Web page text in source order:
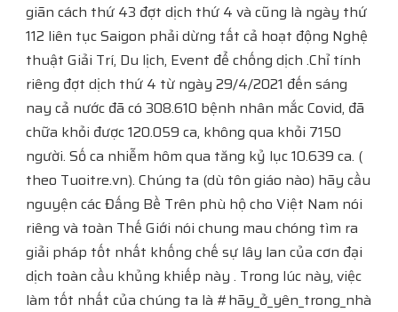
giãn cách thứ 43 đợt dịch thứ 4 và cũng là ngày thứ
112 liên tục Saigon phải dừng tất cả hoạt động Nghệ
thuật Giải Trí, Du lịch, Event để chống dịch .Chỉ tính
riêng đợt dịch thứ 4 từ ngày 29/4/2021 đến sáng
nay cả nước đã có 308.610 bệnh nhân mắc Covid, đã
chữa khỏi được 120.059 ca, không qua khỏi 7150
người. Số ca nhiễm hôm qua tăng kỷ lục 10.639 ca. (
theo Tuoitre.vn). Chúng ta (dù tôn giáo nào) hãy cầu
nguyện các Đấng Bề Trên phù hộ cho Việt Nam nói
riêng và toàn Thế Giới nói chung mau chóng tìm ra
giải pháp tốt nhất khống chế sự lây lan của cơn đại
dịch toàn cầu khủng khiếp này . Trong lúc này, việc
làm tốt nhất của chúng ta là #hãy_ở_yên_trong_nhà